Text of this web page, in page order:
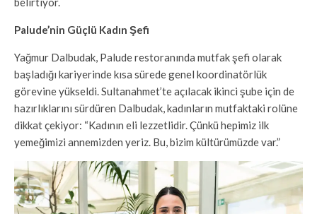
Palude’nin Güçlü Kadın Şefi
Yağmur Dalbudak, Palude restoranında mutfak şefi olarak
başladığı kariyerinde kısa sürede genel koordinatörlük
görevine yükseldi. Sultanahmet’te açılacak ikinci şube için de
hazırlıklarını sürdüren Dalbudak, kadınların mutfaktaki rolüne
dikkat çekiyor: “Kadının eli lezzetlidir. Çünkü hepimiz ilk
yemeğimizi annemizden yeriz. Bu, bizim kültürümüzde var.”